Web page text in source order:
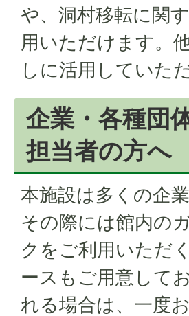
や、洞村移転に関
用いただけます。
しに活用していた
企業・各種団
担当者の方へ
本施設は多くの企
その際には館内の
クをご利用いただ
ースもご用意して
れる場合は、一度